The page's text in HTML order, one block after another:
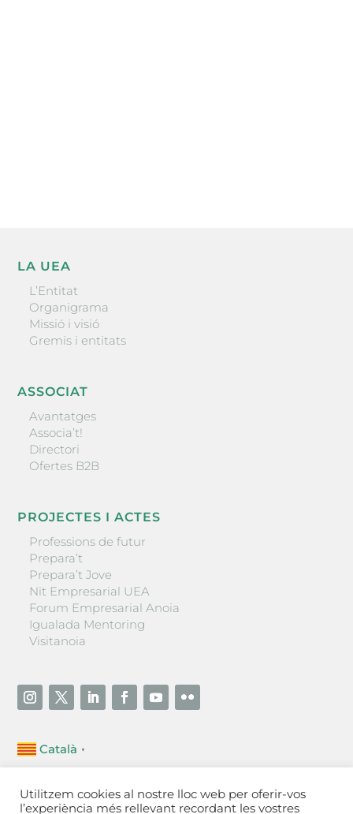
LA UEA
L’Entitat
Organigrama
Missió i visió
Gremis i entitats
ASSOCIAT
Avantatges
Associa’t!
Directori
Ofertes B2B
PROJECTES I ACTES
Professions de futur
Prepara’t
Prepara’t Jove
Nit Empresarial UEA
Forum Empresarial Anoia
Igualada Mentoring
Visitanoia
Català ▼
Unió Empresarial de l’Anoia (UEA)
Ctra. de Manresa, 131, 08700 – Igualada(Barcelona)
Utilitzem cookies al nostre lloc web per oferir-vos
l’experiència més rellevant recordant les vostres